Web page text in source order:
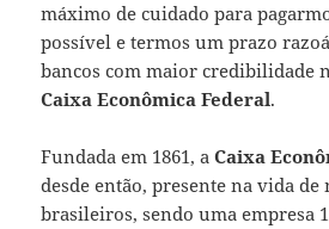
máximo de cuidado para
possível e termos um prazo
bancos com maior credibilidade
Caixa Econômica Federal.
Fundada em 1861, aCaixa
desde então, presente na vida de
brasileiros, sendo uma empresa